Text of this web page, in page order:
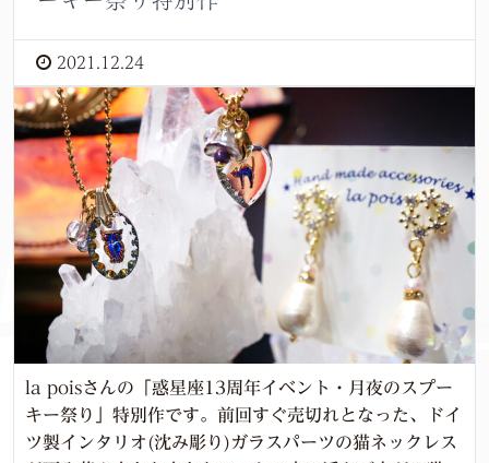
2021.12.24
la poisさんの「惑星座13周年イベント・月夜のスプー
キー祭り」特別作です。前回すぐ売切れとなった、ドイ
ツ製インタリオ(沈み彫り)ガラスパーツの猫ネックレス